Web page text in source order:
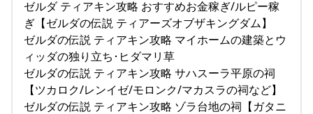
ゼルダ ティアキン攻略 おすすめお金稼ぎ/ルピー稼
ぎ【ゼルダの伝説 ティアーズオブザキングダム】
ゼルダの伝説 ティアキン攻略 マイホームの建築とウ
ィッダの独り立ち･ヒダマリ草
ゼルダの伝説 ティアキン攻略 サハスーラ平原の祠
【ツカロク/レンイゼ/モロンク/マカスラの祠など】
ゼルダの伝説 ティアキン攻略 ゾラ台地の祠【ガタニ